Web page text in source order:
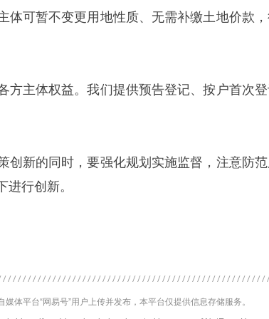
体可暂不变更用地性质、无需补缴土地价款
方主体权益。我们提供预告登记、按户首次
创新的同时，要强化规划实施监督，注意防
行创新。
体平台“网易号”用户上传并发布，本平台仅提供信息存储服务。